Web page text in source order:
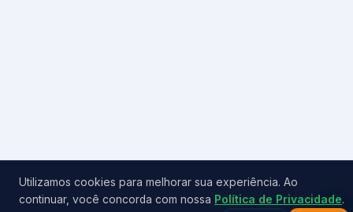
Utilizamos cookies para melhorar sua experiência. Ao
continuar, você concorda com nossa Política de Privacidade.